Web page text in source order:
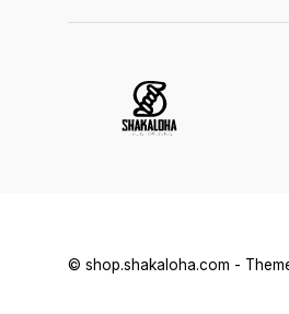
© shop.shakaloha.com -